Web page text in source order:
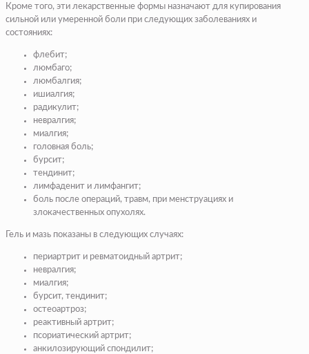
Кроме того, эти лекарственные формы назначают для купирования
сильной или умеренной боли при следующих заболеваниях и
состояниях:
флебит;
люмбаго;
люмбалгия;
ишиалгия;
радикулит;
невралгия;
миалгия;
головная боль;
бурсит;
тендинит;
лимфаденит и лимфангит;
боль после операций, травм, при менструациях и
злокачественных опухолях.
Гель и мазь показаны в следующих случаях:
периартрит и ревматоидный артрит;
невралгия;
миалгия;
бурсит, тендинит;
остеоартроз;
реактивный артрит;
псориатический артрит;
анкилозирующий спондилит;